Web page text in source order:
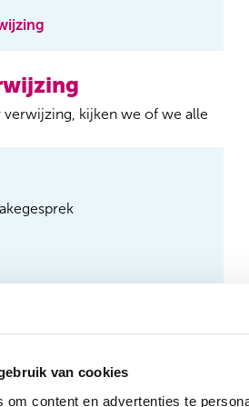
van cookies
om content en advertenties te
verwijzing, kijken we of we alle